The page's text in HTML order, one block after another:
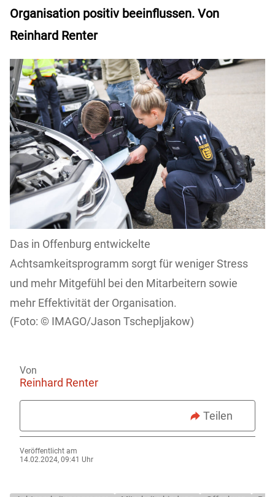
Organisation positiv beeinflussen. Von
Reinhard Renter
Das in Offenburg entwickelte
Achtsamkeitsprogramm sorgt für weniger Stress
und mehr Mitgefühl bei den Mitarbeitern sowie
mehr Effektivität der Organisation.
IMAGO/Jason Tschepljakow)
Von
Reinhard Renter
Teilen
Veröffentlicht am
14.02.2024, 09:41 Uhr